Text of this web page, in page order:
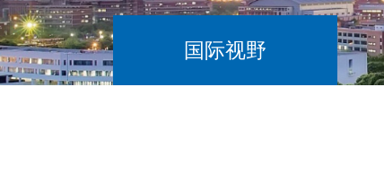
国际视野